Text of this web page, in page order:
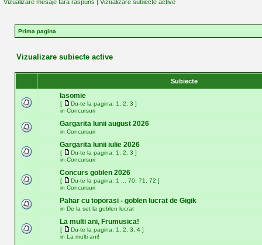
Vizualizare mesaje fara raspuns | Vizualizare subiecte active
Prima pagina
Vizualizare subiecte active
Subiecte
Iasomie
[ Du-te la pagina: 1 2 3 ]
in Concursuri
Gargarita lunii august 2026
in Concursuri
Gargarita lunii iulie 2026
[ Du-te la pagina: 1 2 3 ]
in Concursuri
Concurs goblen 2026
[ Du-te la pagina: 1 70 71 72 ]
in Concursuri
Pahar cu toporași - goblen lucrat de Gigik
in De la set la goblen lucrat
La multi ani, Frumusica!
[ Du-te la pagina: 1 2 3 4 ]
in La multi ani!